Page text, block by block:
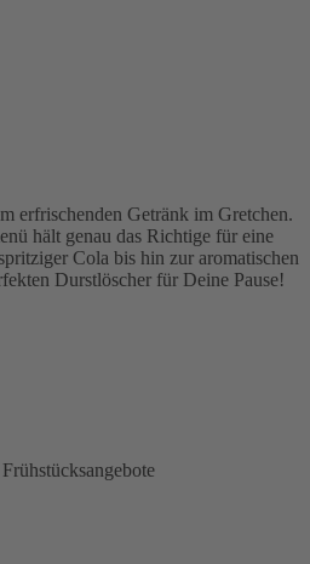
erfrischenden Getränk im Gretchen.
hält genau das Richtige für eine
Cola bis hin zur aromatischen
Durstlöscher für Deine Pause!